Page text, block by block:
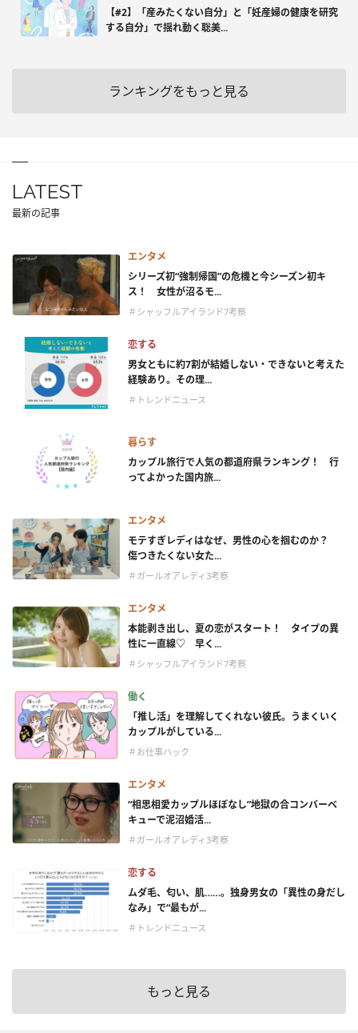
【#2】「産みたくない自分」と「妊産婦の健康を研究
する自分」で揺れ動く聡美...
ランキングをもっと見る
LATEST
最新の記事
エンタメ
シリーズ初“強制帰国”の危機と今シーズン初キ
ス！ 女性が沼るモ...
＃シャッフルアイランド7考察
恋する
男女ともに約7割が結婚しない・できないと考えた
経験あり。その理...
＃トレンドニュース
暮らす
カップル旅行で人気の都道府県ランキング！ 行
ってよかった国内旅...
エンタメ
モテすぎレディはなぜ、男性の心を掴むのか？
傷つきたくない女た...
＃ガールオアレディ3考察
エンタメ
本能剥き出し、夏の恋がスタート！ タイプの異
性に一直線♡ 早く...
＃シャッフルアイランド7考察
働く
「推し活」を理解してくれない彼氏。うまくいく
カップルがしている...
＃お仕事ハック
エンタメ
“相思相愛カップルほぼなし”地獄の合コンバーベ
キューで泥沼婚活...
＃ガールオアレディ3考察
恋する
ムダ毛、匂い、肌……。独身男女の「異性の身だし
なみ」で“最もが...
＃トレンドニュース
もっと見る